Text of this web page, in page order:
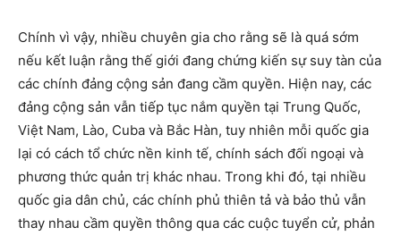
Chính vì vậy, nhiều chuyên gia cho rằng sẽ là quá sớm
nếu kết luận rằng thế giới đang chứng kiến sự suy tàn của
các chính đảng cộng sản đang cầm quyền. Hiện nay, các
đảng cộng sản vẫn tiếp tục nắm quyền tại Trung Quốc,
Việt Nam, Lào, Cuba và Bắc Hàn, tuy nhiên mỗi quốc gia
lại có cách tổ chức nền kinh tế, chính sách đối ngoại và
phương thức quản trị khác nhau. Trong khi đó, tại nhiều
quốc gia dân chủ, các chính phủ thiên tả và bảo thủ vẫn
thay nhau cầm quyền thông qua các cuộc tuyển cử, phản